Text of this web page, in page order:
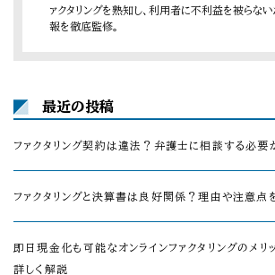
ァクタリングを熟知し、利用者に不利益を被らな
報を徹底監修。
最近の投稿
ファクタリング契約は違法？弁護士に相談する必要
ファクタリングと決算書は良好関係？理由や注意点
即日現金化も可能なオンラインファクタリングのメリッ
詳しく解説